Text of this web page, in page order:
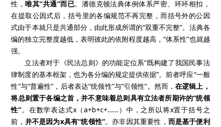
性，唯其“共通”而已。潘德克顿法典体例体系严密、环环相扣，
在提取公因式后，括号里的各编规范不再完整，而括号外的公因
式由于本就只是共通部分，由此形成所谓的“双重不完整”。法典各
编的独立完整度越低，表明彼此的依附程度越高，“体系性”也就越
强。
立法者对于《民法总则》的功能定位系“既构建了我国民事法
律制度的基本框架，也为各分编的规定提供依据”。前者呼应“一般
性”与“普遍性”，后者表达“统领性”与“引领性”。然而，在逻辑上，
将总则置于各编之首，并不意味着总则具有立法者所期许的“统领
性”。在数学表达式x（a+b+c+……）中，之所以将x置于括号之
前， 并不是因为x具有“统领性”。亦非因其重要性， 而是基于便利